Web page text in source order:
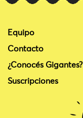
Equipo
Contacto
¿Conocés Gigantes?
Suscripciones